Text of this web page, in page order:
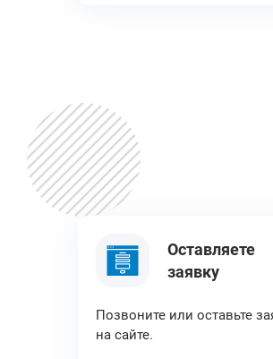
Оставляете
заявку
Позвоните или оставьте
на сайте.